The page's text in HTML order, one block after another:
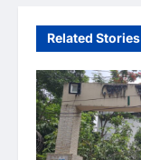
Related Stories